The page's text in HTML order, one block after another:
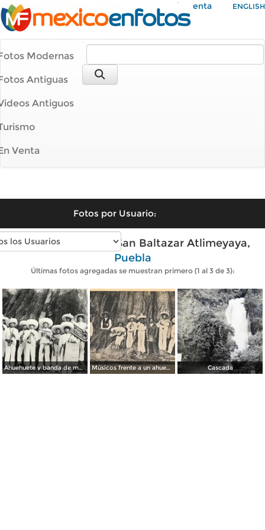
Mi Cuenta ENGLISH
Modernas
Antiguas
Antiguos
Venta
Fotos por Usuario:
Fotos antiguas de San Baltazar Atlimeyaya,
Puebla
Últimas fotos agregadas se muestran primero (1 al 3 de 3):
Ahuehuete y banda de música de San Baltazar Músicos frente a un ahuehuete en el pueblo de San Baltazar Atlimeyaya Cascada